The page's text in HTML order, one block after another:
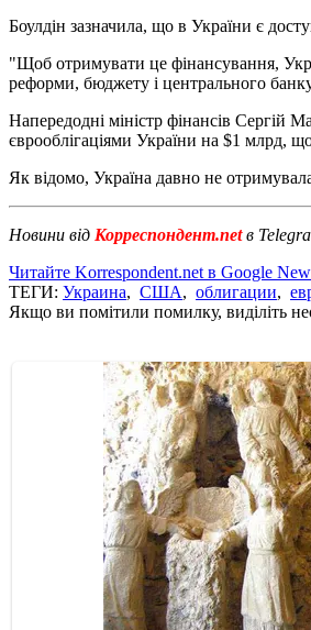
Боулдін зазначила, що в України є
"Щоб отримувати це фінансування,
реформи, бюджету і центрального
Напередодні міністр фінансів Сергій
єврооблігаціями України на $1 млрд,
Як відомо, Україна давно не
Новини від Корреспондент.netв
Читайте Korrespondent.net в Google
ТЕГИ: Украина, США, облигации,
Якщо ви помітили помилку, виділіть